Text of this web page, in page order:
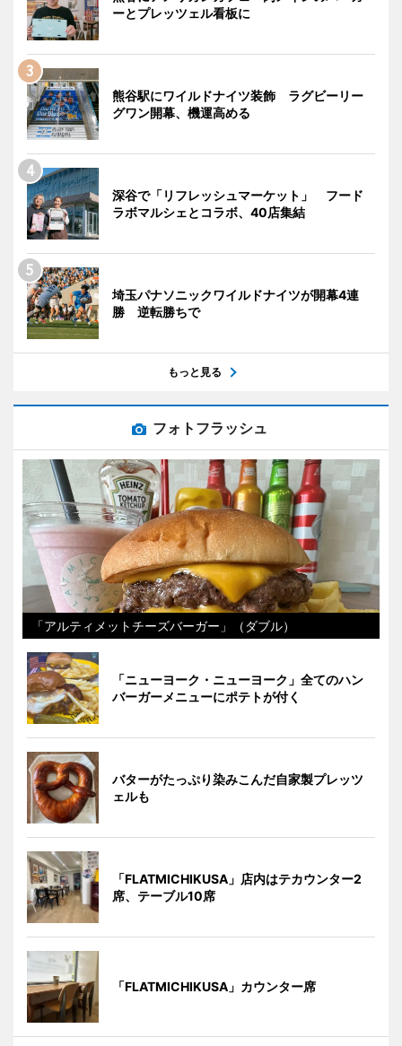
ーとプレッツェル看板に
熊谷駅にワイルドナイツ装飾 ラグビーリー
グワン開幕、機運高める
深谷で「リフレッシュマーケット」 フード
ラボマルシェとコラボ、40店集結
埼玉パナソニックワイルドナイツが開幕4連
勝 逆転勝ちで
もっと見る
フォトフラッシュ
「アルティメットチーズバーガー」（ダブル）
「ニューヨーク・ニューヨーク」全てのハン
バーガーメニューにポテトが付く
バターがたっぷり染みこんだ自家製プレッツ
ェルも
「FLATMICHIKUSA」店内はテカウンター2
席、テーブル10席
「FLATMICHIKUSA」カウンター席